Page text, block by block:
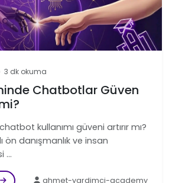
3 dk okuma
Chatbotlar Güven
kullanımı güveni artırır mı?
ön danışmanlık ve insan
…
ahmet-yardimci-academy